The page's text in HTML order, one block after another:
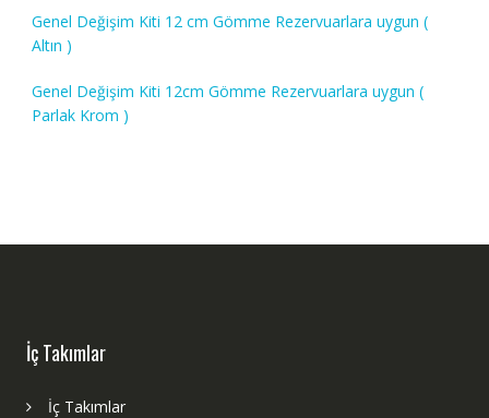
Genel Değişim Kiti 12 cm Gömme Rezervuarlara uygun (
Altın )
Genel Değişim Kiti 12cm Gömme Rezervuarlara uygun (
Parlak Krom )
İç Takımlar
İç Takımlar